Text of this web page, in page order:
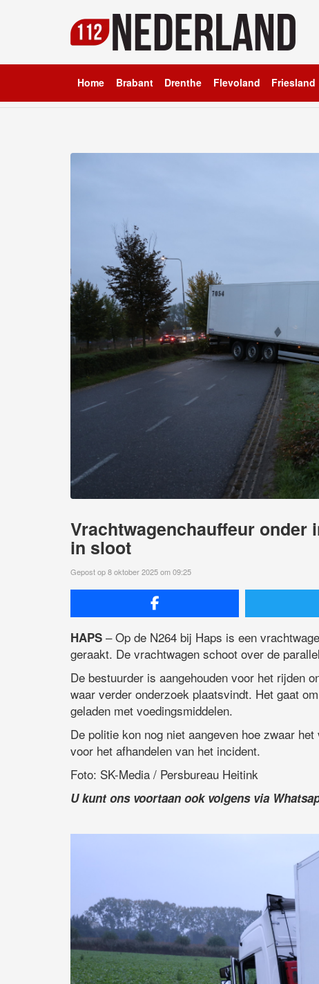
Home Brabant Drenthe Flevoland Friesland
Vrachtwagenchauffeur onder
in sloot
Gepost op 8 oktober 2025 om 09:25
HAPS – Op de N264 bij Haps is een
geraakt. De vrachtwagen schoot over de
De bestuurder is aangehouden voor het rijden
waar verder onderzoek plaatsvindt. Het gaat
geladen met voedingsmiddelen.
De politie kon nog niet aangeven hoe zwaar
voor het afhandelen van het incident.
Foto: SK-Media / Persbureau Heitink
U kunt ons voortaan ook volgens via